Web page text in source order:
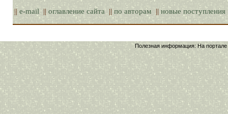
|| e-mail || оглавление сайта|| по авторам ||новые поступления
Полезная информация:На